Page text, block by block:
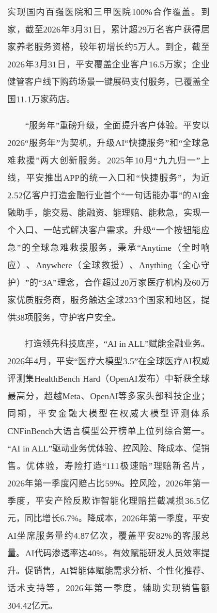
实现国内百强医院和三甲医院100%合作覆盖。到
家，截至2026年3月31日，累计超29万名客户获得居
家养老服务资格，较年初增长约5万人。到企，截至
2026年3月31日，平安覆盖企业客户16.5万家；企业
健管客户线下购药场景一键展码支付服务，已覆盖全
国11.1万家药店。
“服务年”重磅升级，全面提升客户体验。平安以
2026“服务年”为契机，升级AI“快捷服务”和“全球急
难救援”两大创新服务。2025年10月“九九归一”上
线，平安推出APP的统一入口和“快捷服务”，为近
2.52亿客户打造金融行业首个“一句话能办事”的AI金
融助手，能交易、能融资、能理赔、能救急，实现一
个入口、一站式解决客户需求。升级“一个按钮能应
急”的全球急难救援服务，秉承“Anytime（全时响
应）、Anywhere（全球救援）、Anything（全心守
护）”的“3A”理念，合作超过20万家医疗机构及60万
家优质服务商，服务触达全球233个国家和地区，提
供38项服务，守护客户安全。
打造领先科技底座，“AI in ALL”赋能金融业务。
2026年4月，平安“医疗大模型3.5”在全球医疗AI权威
评测集HealthBench Hard（OpenAI发布）中斩获全球
最高分，超越Meta、OpenAI等多家头部科技企业；
同期，平安金融大模型在权威大模型评测体系
CNFinBench大语言模型公开榜单上位列综合第一。
“AI in ALL”驱动业务优体验、控风险、降成本、促销
售。优体验，寿险打造“111极速赔”理赔新名片，
2026年第一季度闪赔占比59%。控风险，2026年第一
季度，平安产险反欺诈智能化理赔拦截减损36.5亿
元，同比增长6.7%。降成本，2026年第一季度，平安
AI坐席服务量约4.87亿次，覆盖平安82%的客服总
量。AI代码渗透率达40%，有效赋能研发人员效率提
升。促销售，AI智能体赋能需求分析、个性化推荐、
话术支持等，2026年第一季度，辅助实现销售额
304.42亿元。